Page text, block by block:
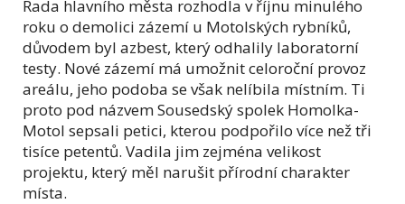
Rada hlavního města rozhodla v říjnu minulého
roku o demolici zázemí u Motolských rybníků,
důvodem byl azbest, který odhalily laboratorní
testy. Nové zázemí má umožnit celoroční provoz
areálu, jeho podoba se však nelíbila místním. Ti
proto pod názvem Sousedský spolek Homolka-
Motol sepsali petici, kterou podpořilo více než tři
tisíce petentů. Vadila jim zejména velikost
projektu, který měl narušit přírodní charakter
místa.